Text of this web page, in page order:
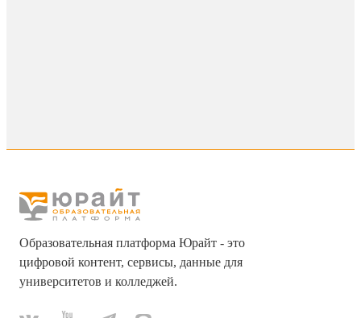
Образовательная платформа Юрайт - это
цифровой контент, сервисы, данные для
университетов и колледжей.